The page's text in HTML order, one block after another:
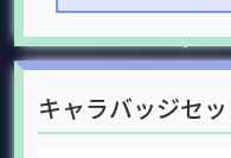
キャラバッジ